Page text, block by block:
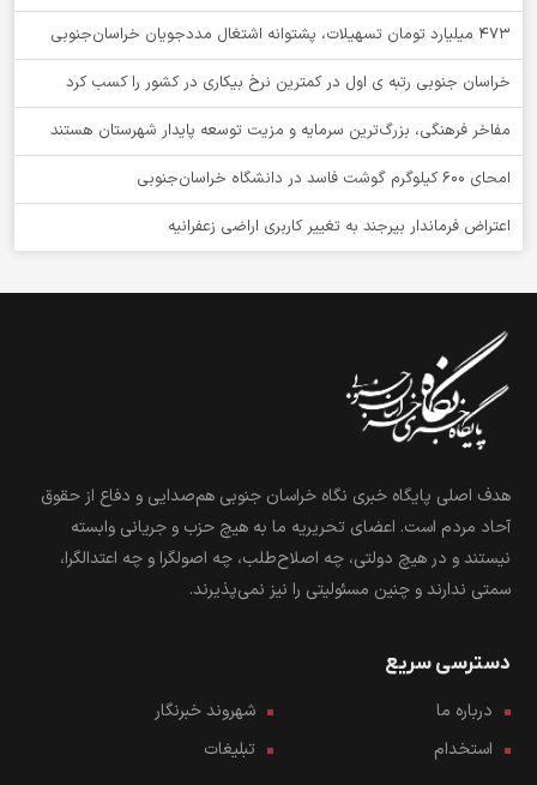
۴۷۳ میلیارد تومان تسهیلات، پشتوانه اشتغال مددجویان خراسان‌جنوبی
خراسان جنوبی رتبه ی اول در کمترین نرخ بیکاری در کشور را کسب کرد
مفاخر فرهنگی، بزرگ‌ترین سرمایه و مزیت توسعه پایدار شهرستان هستند
امحای ۶۰۰ کیلوگرم گوشت فاسد در دانشگاه خراسان‌جنوبی
اعتراض فرماندار بیرجند به تغییر کاربری اراضی زعفرانیه
هدف اصلی پایگاه خبری نگاه خراسان جنوبی هم‌صدایی و دفاع از حقوق
آحاد مردم است. اعضای تحریریه ما به هیچ حزب و جریانی وابسته
نیستند و در هیچ دولتی، چه اصلاح‌طلب، چه اصولگرا و چه اعتدالگرا،
سمتی ندارند و چنین مسئولیتی را نیز نمی‌پذیرند.
دسترسی سریع
درباره ما
شهروند خبرنگار
استخدام
تبلیغات